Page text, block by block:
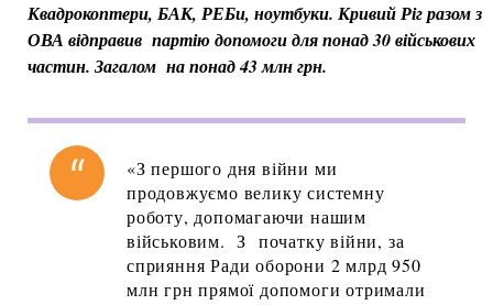
Квадрокоптери, БАК, РЕБи, ноутбуки. Кривий Ріг разом з
ОВА відправив партію допомоги для понад 30 військових
частин. Загалом на понад 43 млн грн.
«З першого дня війни ми
продовжуємо велику системну
роботу, допомагаючи нашим
військовим. З початку війни, за
сприяння Ради оборони 2 млрд 950
млн грн прямої допомоги отримали